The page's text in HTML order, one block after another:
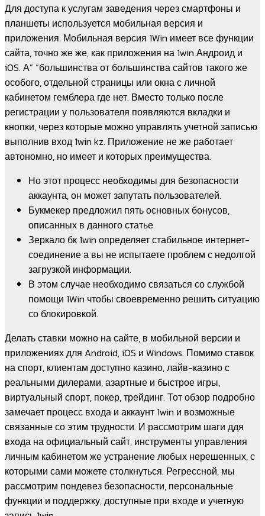
Для доступа к услугам заведения через смартфоны и
планшеты используется мобильная версия и
приложения. Мобильная версия 1Win имеет все функции
сайта, точно же же, как приложения на 1win Андроид и
iOS. А” “большинства от большинства сайтов такого же
особого, отдельной страницы или окна с личной
кабинетом гемблера где нет. Вместо только после
регистрации у пользователя появляются вкладки и
кнопки, через которые можно управлять учетной записью
выполнив вход 1win kz. Приложение не же работает
автономно, но имеет и которых преимущества.
Но этот процесс необходимы для безопасности
аккаунта, он может запутать пользователей.
Букмекер предложил пять основных бонусов,
описанных в данного статье.
Зеркало бк 1win определяет стабильное интернет-
соединение а вы не испытаете проблем с недолгой
загрузкой информации.
В этом случае необходимо связаться со службой
помощи 1Win чтобы своевременно решить ситуацию
со блокировкой.
Делать ставки можно на сайте, в мобильной версии и
приложениях для Android, iOS и Windows. Помимо ставок
на спорт, клиентам доступно казино, лайв-казино с
реальными дилерами, азартные и быстрое игры,
виртуальный спорт, покер, трейдинг. Тот обзор подробно
замечает процесс входа и аккаунт 1win и возможные
связанные со этим трудности. И рассмотрим шаги ддя
входа на официальный сайт, инструменты управления
личным кабинетом же устранение любых нерешенных, с
которыми сами можете столкнуться. Регрессной, мы
рассмотрим пондевез безопасности, персональные
функции и поддержку, доступные при входе и учетную